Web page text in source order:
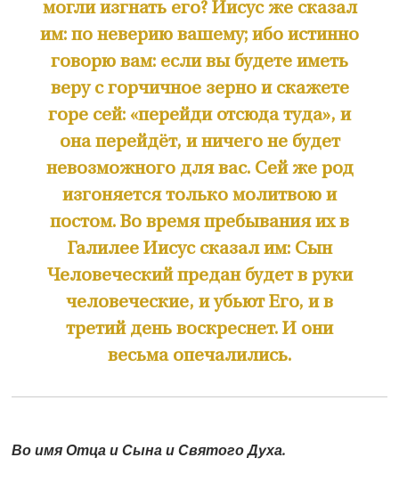
могли изгнать его? Иисус же сказал
им: по неверию вашему; ибо истинно
говорю вам: если вы будете иметь
веру с горчичное зерно и скажете
горе сей: «перейди отсюда туда», и
она перейдёт, и ничего не будет
невозможного для вас. Сей же род
изгоняется только молитвою и
постом. Во время пребывания их в
Галилее Иисус сказал им: Сын
Человеческий предан будет в руки
человеческие, и убьют Его, и в
третий день воскреснет. И они
весьма опечалились.
Во имя Отца и Сына и Святого Духа.